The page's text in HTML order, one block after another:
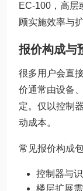
EC-100，高层
顾实施效率与
报价构成与
很多用户会直
价通常由设备
定。仅以控制
动成本。
常见报价构成包
控制器与
楼层扩展